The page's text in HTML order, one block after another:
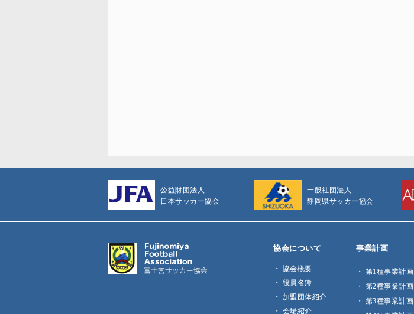
公益財団法人
日本サッカー協会
一般社団法人
静岡県サッカー協会
協会について
協会概要
役員名簿
加盟団体紹介
会場紹介
事業計画
第1種事業計画
第2種事業計画
第3種事業計画